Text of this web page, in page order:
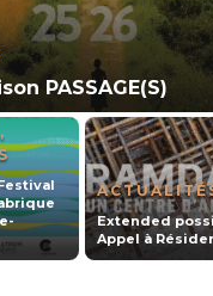
PASSAGE(S)
,
,
Extended
Appel à